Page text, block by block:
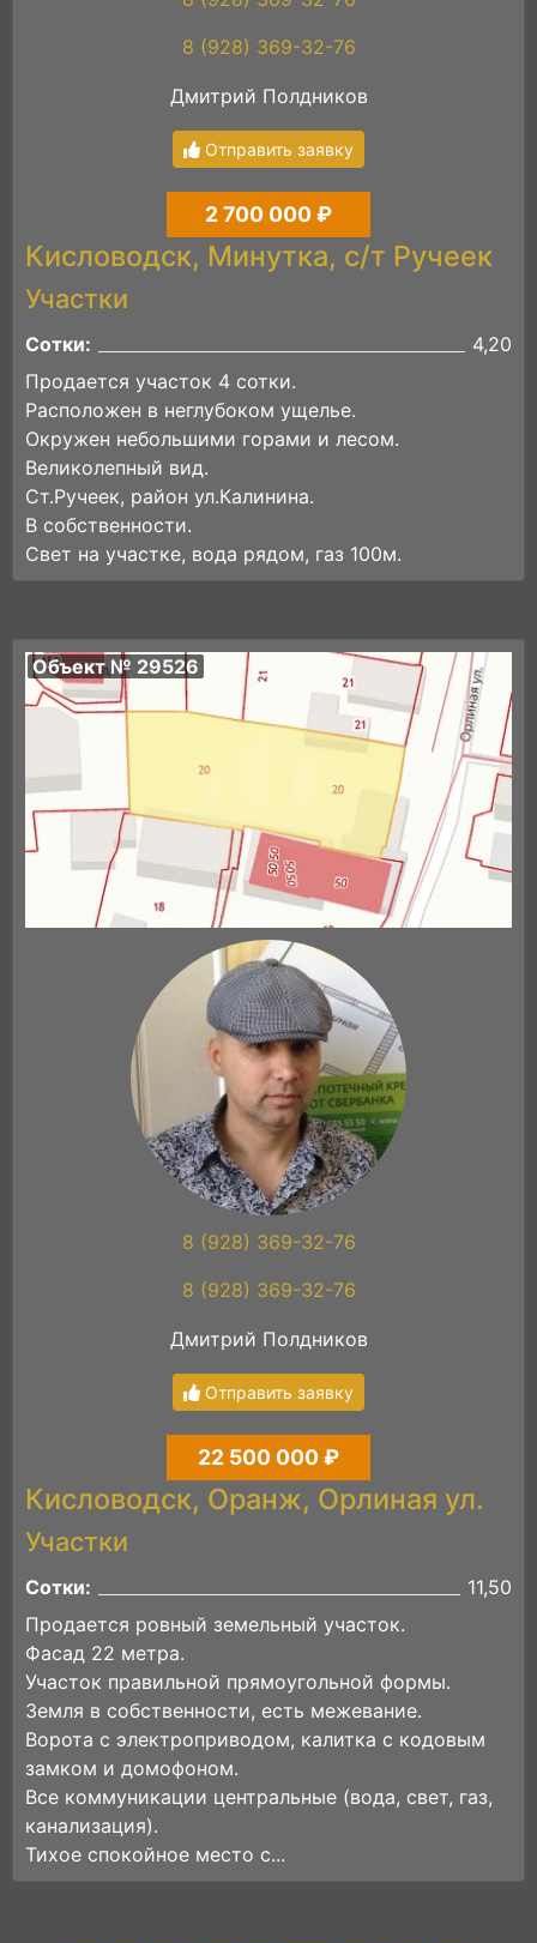
8 (928) 369-32-76
Дмитрий Полдников
Отправить заявку
2 700 000 ₽
Кисловодск, Минутка, с/т Ручеек
Участки
Сотки:
4,20
Продается участок 4 сотки.
Расположен в неглубоком ущелье.
Окружен небольшими горами и лесом.
Великолепный вид.
Ст.Ручеек, район ул.Калинина.
В собственности.
Свет на участке, вода рядом, газ 100м.
Объект № 29526
8 (928) 369-32-76
8 (928) 369-32-76
Дмитрий Полдников
Отправить заявку
22 500 000 ₽
Кисловодск, Оранж, Орлиная ул.
Участки
Сотки:
11,50
Продается ровный земельный участок.
Фасад 22 метра.
Участок правильной прямоугольной формы.
Земля в собственности, есть межевание.
Ворота с электроприводом, калитка с кодовым
замком и домофоном.
Все коммуникации центральные (вода, свет, газ,
канализация).
Тихое спокойное место с...